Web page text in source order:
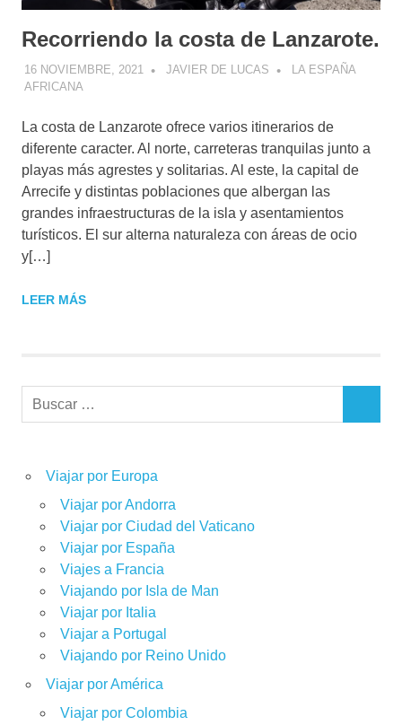
Recorriendo la costa de Lanzarote.
16 NOVIEMBRE, 2021 JAVIER DE LUCAS
LA ESPAÑA
AFRICANA
La costa de Lanzarote ofrece varios itinerarios de
diferente caracter. Al norte, carreteras tranquilas junto a
playas más agrestes y solitarias. Al este, la capital de
Arrecife y distintas poblaciones que albergan las
grandes infraestructuras de la isla y asentamientos
turísticos. El sur alterna naturaleza con áreas de ocio
y[…]
LEER MÁS
Buscar:
Viajar por Europa
Viajar por Andorra
Viajar por Ciudad del Vaticano
Viajar por España
Viajes a Francia
Viajando por Isla de Man
Viajar por Italia
Viajar a Portugal
Viajando por Reino Unido
Viajar por América
Viajar por Colombia